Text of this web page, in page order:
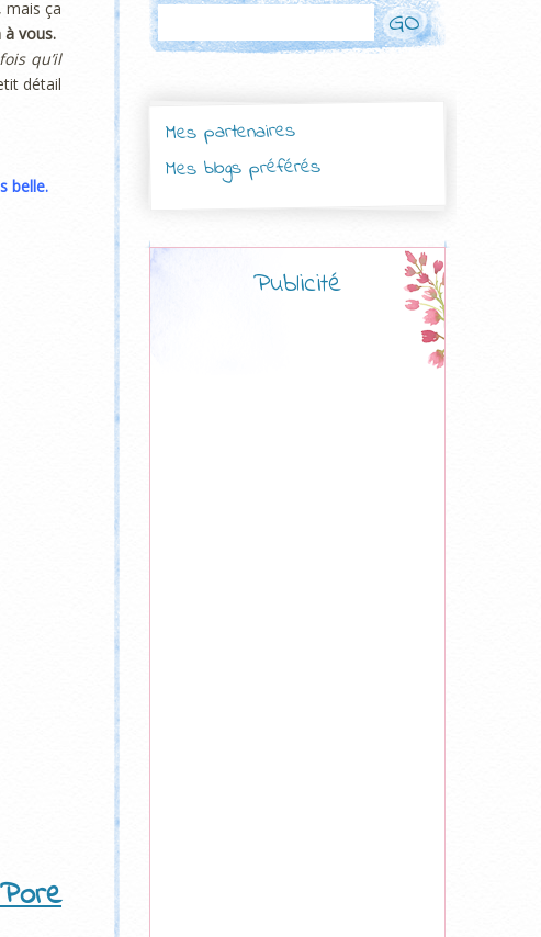
mais ça
à vous.
qu’il
détail
belle.
Mes partenaires
Mes blogs préférés
Publicité